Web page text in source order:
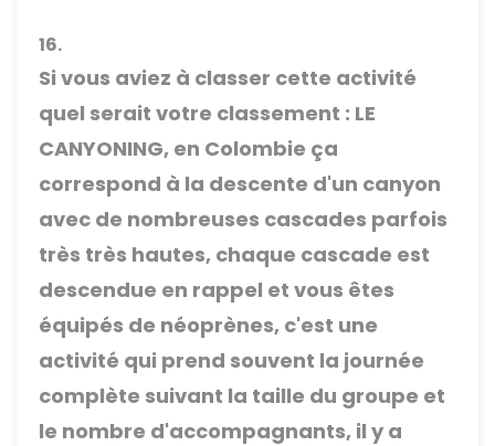
16.
Si vous aviez à classer cette activité
quel serait votre classement : LE
CANYONING, en Colombie ça
correspond à la descente d'un canyon
avec de nombreuses cascades parfois
très très hautes, chaque cascade est
descendue en rappel et vous êtes
équipés de néoprènes, c'est une
activité qui prend souvent la journée
complète suivant la taille du groupe et
le nombre d'accompagnants, il y a